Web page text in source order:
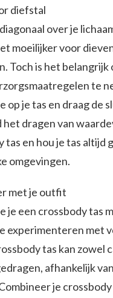
diefstal
over je
moeilijker voor
Toch is het belangrijk
te
op je tas en draag de
het dragen van
tas en hou je tas altijd
omgevingen.
met je outfit
je een crossbody tas
experimenteren met
tas kan zowel
afhankelijk
je